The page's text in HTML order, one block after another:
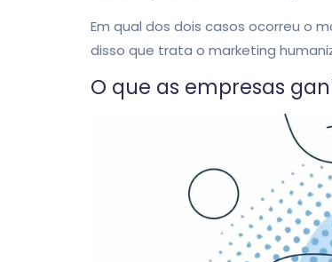
Em qual dos dois casos ocorreu o
disso que trata o marketing
O que as empresas